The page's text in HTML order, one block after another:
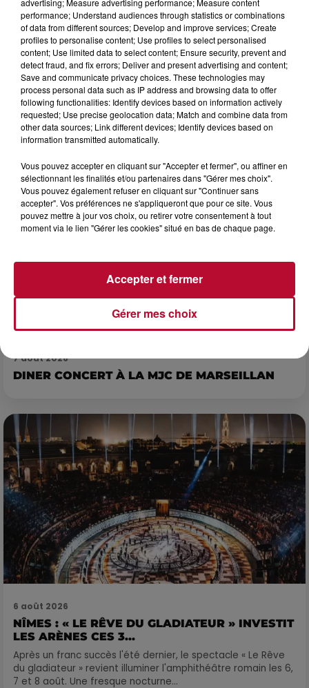
7 août 2026
NOS IDÉES DE SORTIE POUR CE WEEK-END
Comme tous les vendredis, voici une petite sélection des
rendez-vous à ne pas manquer dans le coin. Que vous ayez
envie de voyager à l'autre bout du monde,...
7 août 2026
DINER CONCERT À LA MJC DE MARSEILLAN
6 août 2026
NÎMES : « LE RÊVE DU GLADIATEUR » INVESTIT
LES ARÈNES CES 3...
Après un franc succès l'été dernier, le spectacle « Le Rêve
du gladiateur » revient illuminer l'amphithéâtre romain les 6,
7 et 8 août. Une fresque nocturne...
performance; Understand audiences through statistics or combinations
of data from different sources; Develop and improve services; Create
profiles to personalise content; Use profiles to select personalised
content; Use limited data to select content; Ensure security, prevent and
detect fraud, and fix errors; Deliver and present advertising and content;
Save and communicate privacy choices. These technologies may
process personal data such as IP address and browsing data to offer
following functionalities: Identify devices based on information actively
requested; Use precise geolocation data; Match and combine data from
other data sources; Link different devices; Identify devices based on
information transmitted automatically.
Vous pouvez accepter en cliquant sur "Accepter et fermer", ou affiner en
sélectionnant les finalités et/ou partenaires dans "Gérer mes choix".
Vous pouvez également refuser en cliquant sur "Continuer sans
accepter". Vos préférences ne s'appliqueront que pour ce site. Vous
pouvez mettre à jour vos choix, ou retirer votre consentement à tout
moment via le lien "Gérer les cookies" situé en bas de chaque page.
Gérer mes choix
Accepter et fermer